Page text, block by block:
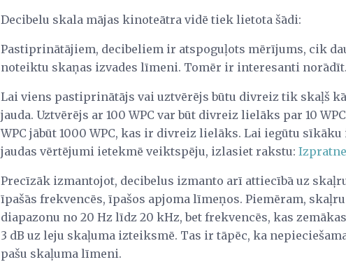
Decibelu skala mājas kinoteātra vidē tiek lietota šādi:
Pastiprinātājiem, decibeliem ir atspoguļots mērījums, cik
noteiktu skaņas izvades līmeni. Tomēr ir interesanti norādīt.
Lai viens pastiprinātājs vai uztvērējs būtu divreiz tik skaļš
jauda. Uztvērējs ar 100 WPC var būt divreiz lielāks par 10
WPC jābūt 1000 WPC, kas ir divreiz lielāks. Lai iegūtu
jaudas vērtējumi ietekmē veiktspēju, izlasiet rakstu:
Precīzāk izmantojot, decibelus izmanto arī attiecībā uz
īpašās frekvencēs, īpašos apjoma līmeņos. Piemēram,
diapazonu no 20 Hz līdz 20 kHz, bet frekvencēs, kas
3 dB uz leju skaļuma izteiksmē. Tas ir tāpēc, ka
pašu skaļuma līmeni.